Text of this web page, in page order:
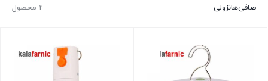
2 محصول صافی‌هانزولی